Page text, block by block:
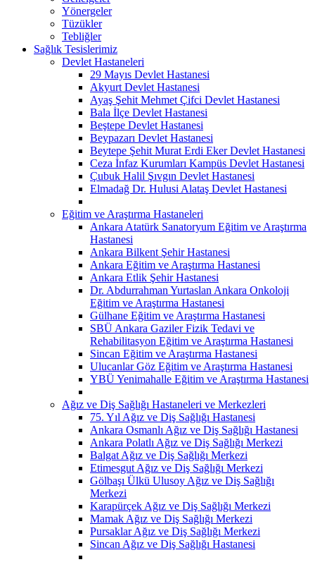
Yönergeler
Tüzükler
Tebliğler
Sağlık Tesislerimiz
Devlet Hastaneleri
29 Mayıs Devlet Hastanesi
Akyurt Devlet Hastanesi
Ayaş Şehit Mehmet Çifci Devlet Hastanesi
Bala İlçe Devlet Hastanesi
Beştepe Devlet Hastanesi
Beypazarı Devlet Hastanesi
Beytepe Şehit Murat Erdi Eker Devlet Hastanesi
Ceza İnfaz Kurumları Kampüs Devlet Hastanesi
Çubuk Halil Şıvgın Devlet Hastanesi
Elmadağ Dr. Hulusi Alataş Devlet Hastanesi
Eğitim ve Araştırma Hastaneleri
Ankara Atatürk Sanatoryum Eğitim ve Araştırma
Hastanesi
Ankara Bilkent Şehir Hastanesi
Ankara Eğitim ve Araştırma Hastanesi
Ankara Etlik Şehir Hastanesi
Dr. Abdurrahman Yurtaslan Ankara Onkoloji
Eğitim ve Araştırma Hastanesi
Gülhane Eğitim ve Araştırma Hastanesi
SBÜ Ankara Gaziler Fizik Tedavi ve
Rehabilitasyon Eğitim ve Araştırma Hastanesi
Sincan Eğitim ve Araştırma Hastanesi
Ulucanlar Göz Eğitim ve Araştırma Hastanesi
YBÜ Yenimahalle Eğitim ve Araştırma Hastanesi
Ağız ve Diş Sağlığı Hastaneleri ve Merkezleri
75. Yıl Ağız ve Diş Sağlığı Hastanesi
Ankara Osmanlı Ağız ve Diş Sağlığı Hastanesi
Ankara Polatlı Ağız ve Diş Sağlığı Merkezi
Balgat Ağız ve Diş Sağlığı Merkezi
Etimesgut Ağız ve Diş Sağlığı Merkezi
Gölbaşı Ülkü Ulusoy Ağız ve Diş Sağlığı
Merkezi
Karapürçek Ağız ve Diş Sağlığı Merkezi
Mamak Ağız ve Diş Sağlığı Merkezi
Pursaklar Ağız ve Diş Sağlığı Merkezi
Sincan Ağız ve Diş Sağlığı Hastanesi